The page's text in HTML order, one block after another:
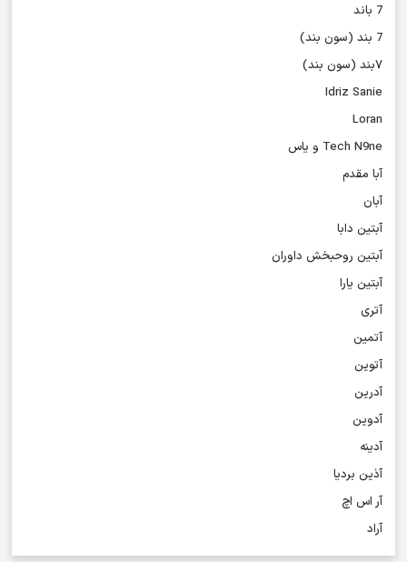
7 باند
7 بند (سون بند)
۷بند (سون بند)
Idriz Sanie
Loran
Tech N9ne و یاس
آبا مقدم
آبان
آبتین دابا
آبتین روحبخش داوران
آبتین یارا
آتری
آتمین
آتوین
آدرین
آدوین
آدینه
آذین بردیا
آر اس اچ
آراد
آراد شاک